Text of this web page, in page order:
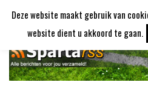
naarDeze website maakt gebruik van
website dient u akkoord te gaan.